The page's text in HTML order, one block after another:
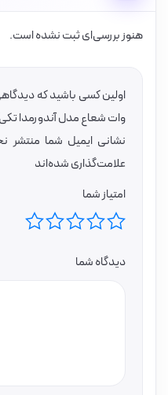
هنوز بررسی‌ای ثبت نشده است.
وات شعاع مدل آندورمدا
نشانی ایمیل شما منتشر
علامت‌گذاری شده‌اند
امتیاز شما
دیدگاه شما